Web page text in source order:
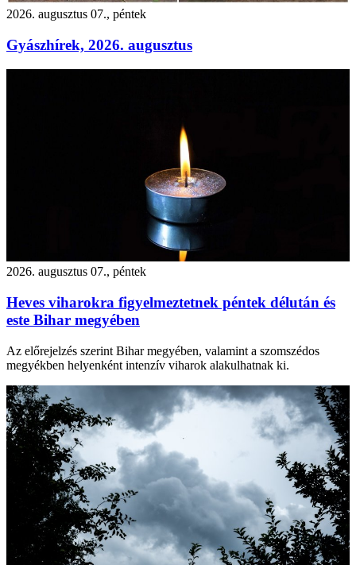
2026. augusztus 07., péntek
Gyászhírek, 2026. augusztus
2026. augusztus 07., péntek
Heves viharokra figyelmeztetnek péntek délután és
este Bihar megyében
Az előrejelzés szerint Bihar megyében, valamint a szomszédos
megyékben helyenként intenzív viharok alakulhatnak ki.